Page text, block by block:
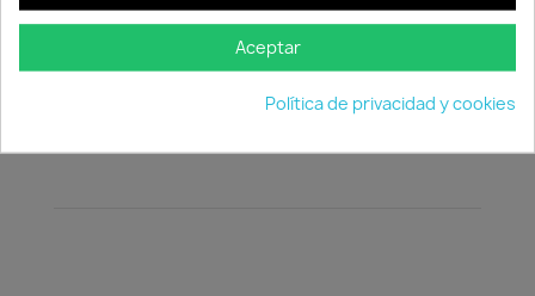
Baja.
Alta.
Si el producto no está en stock, el plazo de entrega
Aceptar
Política de privacidad y cookies